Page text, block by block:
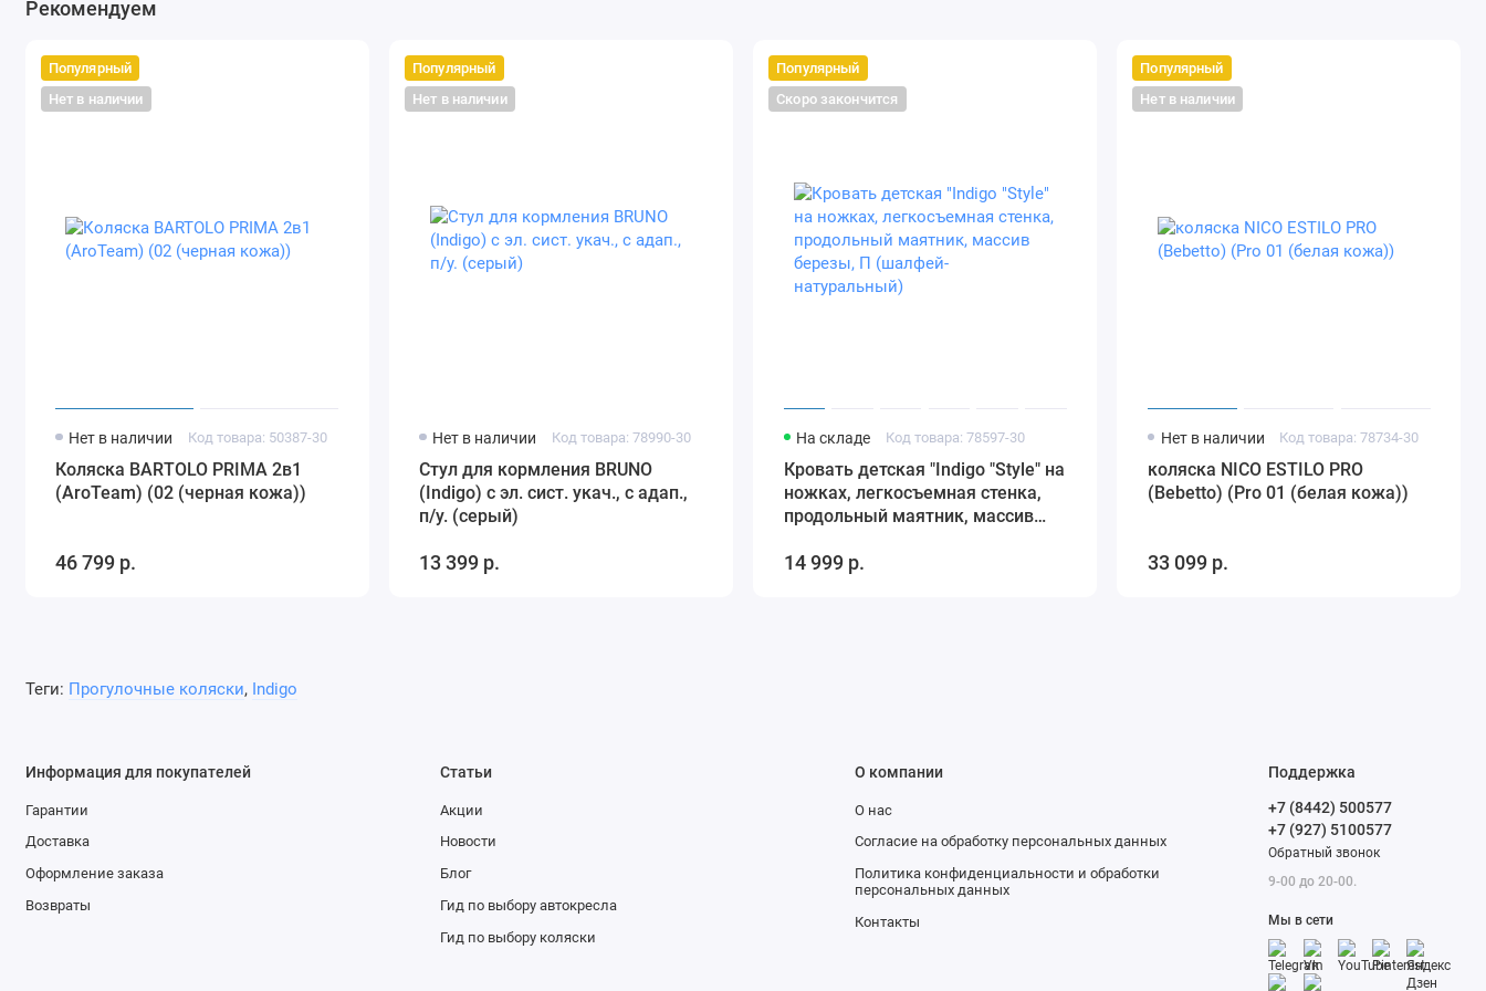
Рекомендуем
Популярный
Нет в наличии
Нет в наличии Код товара: 50387-30
Коляска BARTOLO PRIMA 2в1
(AroTeam) (02 (черная кожа))
46 799 р.
Популярный
Нет в наличии
Нет в наличии Код товара: 78990-30
Стул для кормления BRUNO
(Indigo) с эл. сист. укач., с адап.,
п/у. (серый)
13 399 р.
Популярный
Скоро закончится
На складе Код товара: 78597-30
Кровать детская "Indigo "Style" на
ножках, легкосъемная стенка,
продольный маятник, массив
натуральный)
14 999 р.
Популярный
Нет в наличии
Нет в наличии Код товара: 78734-30
коляска NICO ESTILO PRO
(Bebetto) (Pro 01 (белая кожа))
33 099 р.
Теги: Прогулочные коляски, Indigo
Информация для покупателей
Гарантии
Доставка
Оформление заказа
Возвраты
Статьи
Акции
Новости
Блог
Гид по выбору автокресла
Гид по выбору коляски
О компании
О нас
Согласие на обработку персональных данных
Политика конфиденциальности и обработки
персональных данных
Контакты
Поддержка
+7 (8442) 500577
+7 (927) 5100577
Обратный звонок
9-00 до 20-00.
Мы в сети